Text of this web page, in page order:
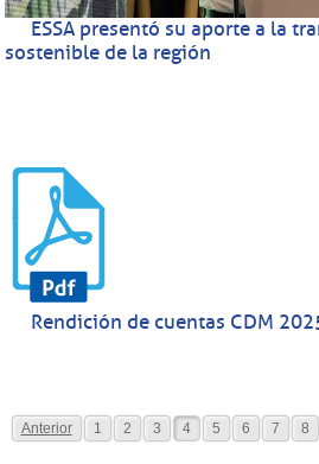
ESSA presentó su aporte a la
sostenible de la región
Rendición de cuentas CDM
Anterior 1 2 3 4 5 6 7 8